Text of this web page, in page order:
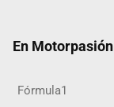
En
Fórmula1